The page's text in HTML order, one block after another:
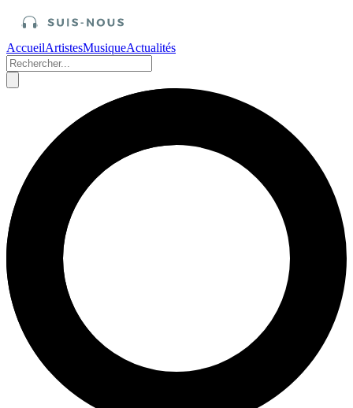
AccueilArtistesMusiqueActualités